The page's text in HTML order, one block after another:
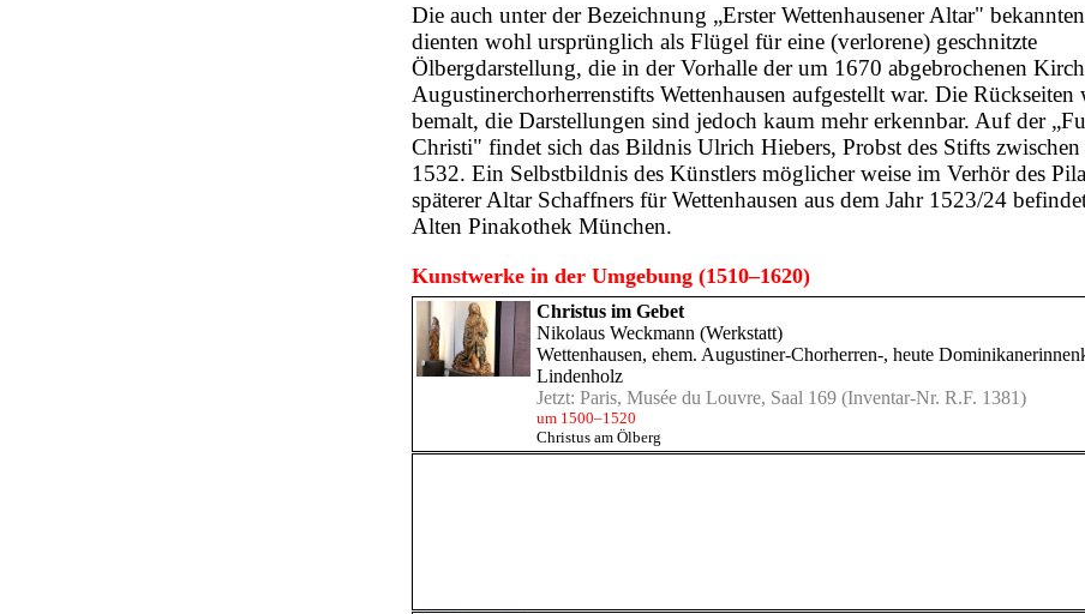
Die auch unter der Bezeichnung „Erster Wettenhausener Altar"
dienten wohl ursprünglich als Flügel für eine (verlorene) geschnitzte
Ölbergdarstellung, die in der Vorhalle der um 1670 abgebrochenen
Augustinerchorherrenstifts Wettenhausen aufgestellt war. Die Rückseiten
bemalt, die Darstellungen sind jedoch kaum mehr erkennbar. Auf der
Christi" findet sich das Bildnis Ulrich Hiebers, Probst des Stifts
1532. Ein Selbstbildnis des Künstlers möglicher weise im Verhör des
späterer Altar Schaffners für Wettenhausen aus dem Jahr 1523/24
Alten Pinakothek München.
Kunstwerke in der Umgebung (1510–1620)
Christus im Gebet
Nikolaus Weckmann (Werkstatt)
Wettenhausen, ehem. Augustiner-Chorherren-, heute
Lindenholz
Jetzt: Paris, Musée du Louvre, Saal 169 (Inventar-Nr. R.F. 1381)
um 1500–1520
Christus am Ölberg